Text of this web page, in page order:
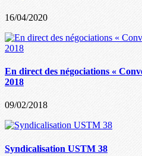
16/04/2020
En direct des négociations «
2018
09/02/2018
Syndicalisation USTM 38